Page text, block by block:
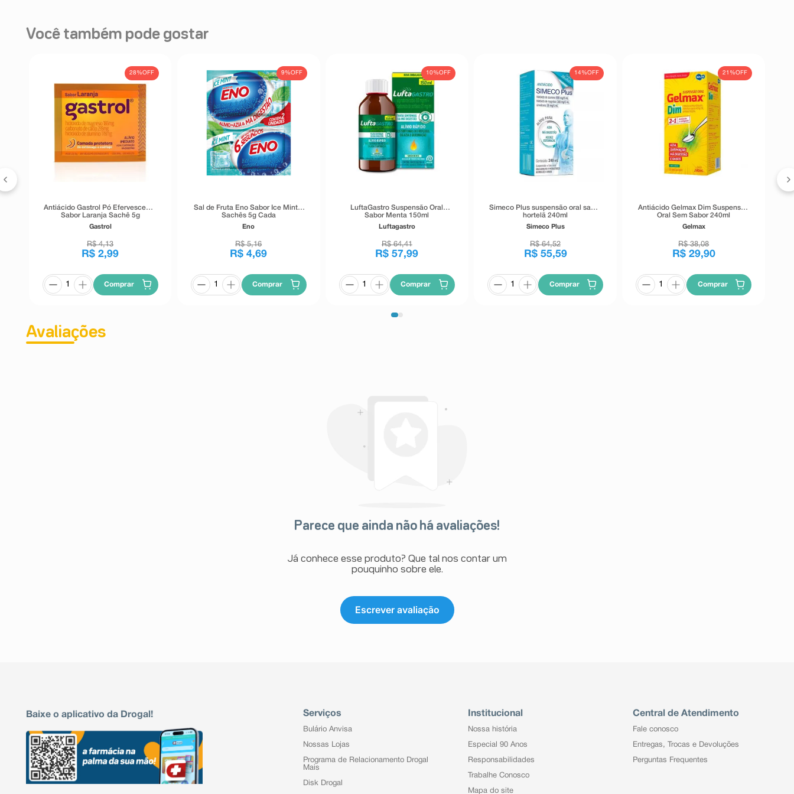
Você também pode gostar
28%OFF
Antiácido Gastrol Pó Efervescente
Sabor Laranja Sachê 5g
Gastrol
R$ 4,13
R$ 2,99
Comprar
9%OFF
Sal de Fruta Eno Sabor Ice Mint 2
Sachês 5g Cada
Eno
R$ 5,16
R$ 4,69
Comprar
10%OFF
LuftaGastro Suspensão Oral
Sabor Menta 150ml
Luftagastro
R$ 64,41
R$ 57,99
Comprar
14%OFF
Simeco Plus suspensão oral sabor
hortelã 240ml
Simeco Plus
R$ 64,52
R$ 55,59
Comprar
21%OFF
Antiácido Gelmax Dim Suspensão
Oral Sem Sabor 240ml
Gelmax
R$ 38,08
R$ 29,90
Comprar
Avaliações
Parece que ainda não há avaliações!
Já conhece esse produto? Que tal nos contar um
pouquinho sobre ele.
Escrever avaliação
Baixe o aplicativo da Drogal! Serviços
Bulário Anvisa
Nossas Lojas
Programa de Relacionamento Drogal
Mais
Disk Drogal
Institucional
Nossa história
Especial 90 Anos
Responsabilidades
Trabalhe Conosco
Mapa do site
Central de Atendimento
Fale conosco
Entregas, Trocas e Devoluções
Perguntas Frequentes